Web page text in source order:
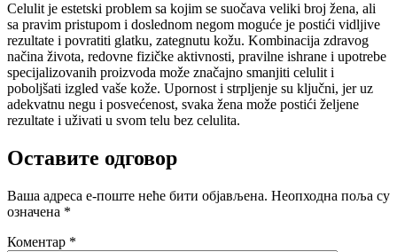
Celulit je estetski problem sa kojim se suočava veliki broj žena, ali
sa pravim pristupom i doslednom negom moguće je postići vidljive
rezultate i povratiti glatku, zategnutu kožu. Kombinacija zdravog
načina života, redovne fizičke aktivnosti, pravilne ishrane i upotrebe
specijalizovanih proizvoda može značajno smanjiti celulit i
poboljšati izgled vaše kože. Upornost i strpljenje su ključni, jer uz
adekvatnu negu i posvećenost, svaka žena može postići željene
rezultate i uživati u svom telu bez celulita.
Оставите одговор
Ваша адреса е-поште неће бити објављена. Неопходна поља су
означена *
Коментар *